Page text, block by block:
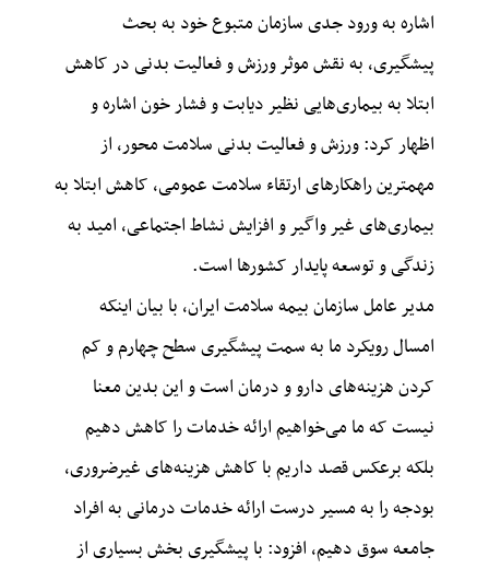
اشاره به ورود جدی سازمان متبوع خود به بحث
پیشگیری، به نقش موثر ورزش و فعالیت بدنی در کاهش
ابتلا به بیماری‌هایی نظیر دیابت و فشار خون اشاره و
اظهار کرد: ورزش و فعالیت بدنی سلامت محور، از
مهمترین راهکارهای ارتقاء سلامت عمومی، کاهش ابتلا به
بیماری‌های غیر واگیر و افزایش نشاط اجتماعی، امید به
زندگی و توسعه پایدار کشورها است.
مدیر عامل سازمان بیمه سلامت ایران، با بیان اینکه
امسال رویکرد ما به سمت پیشگیری سطح چهارم و کم
کردن هزینه‌های دارو و درمان است و این بدین معنا
نیست که ما می‌خواهیم ارائه خدمات را کاهش دهیم
بلکه برعکس قصد داریم با کاهش هزینه‌های غیرضروری،
بودجه را به مسیر درست ارائه خدمات درمانی به افراد
جامعه سوق دهیم، افزود: با پیشگیری بخش بسیاری از